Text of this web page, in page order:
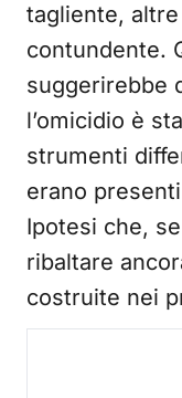
tagliente,
contundente.
suggerirebbe
l’omicidio è
strumenti
erano
Ipotesi che,
ribaltare
costruite nei